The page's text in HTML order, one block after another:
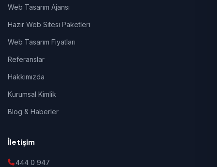
Web Tasarım Ajansı
Hazır Web Sitesi Paketleri
Web Tasarım Fiyatları
Referanslar
Hakkımızda
Kurumsal Kimlik
Blog & Haberler
İletişim
444 0 947